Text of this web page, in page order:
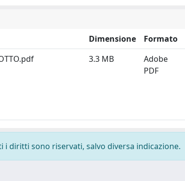
Dimensione
Formato
3.3 MB
Adobe
PDF
diritti sono riservati, salvo diversa indicazione.